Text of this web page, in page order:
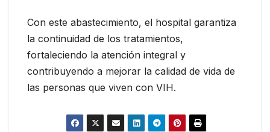
Con este abastecimiento, el hospital garantiza
la continuidad de los tratamientos,
fortaleciendo la atención integral y
contribuyendo a mejorar la calidad de vida de
las personas que viven con VIH.